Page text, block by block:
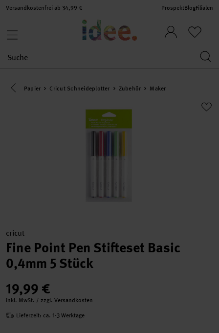
Versandkostenfrei ab 34,99 € ProspektBlogFilialen
Eine Kategorie zurück navigieren
Papier Cricut Schneideplotter Zubehör Maker
cricut
Fine Point Pen Stifteset Basic
0,4mm 5 Stück
19,99 €
inkl. MwSt. / zzgl. Versandkosten
Lieferzeit: ca. 1-3 Werktage